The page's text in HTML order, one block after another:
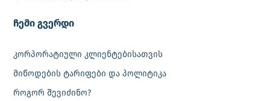
‎ჩემი გვერდი
კორპორატიული კლიენტებისათვის
მიწოდების ტარიფები და პოლიტიკა
როგორ შევიძინო?